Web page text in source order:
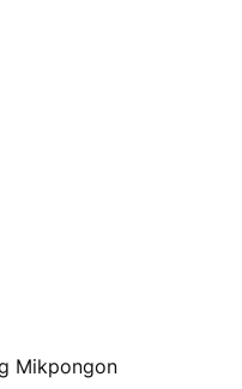
Mikpongon